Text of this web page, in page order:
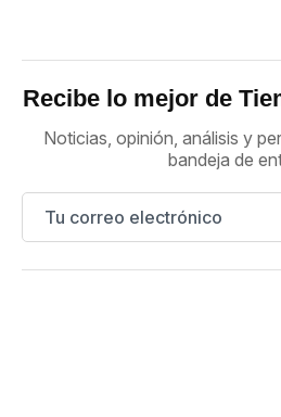
Recibe lo mejor de
Noticias, opinión, análisis y
bandeja de